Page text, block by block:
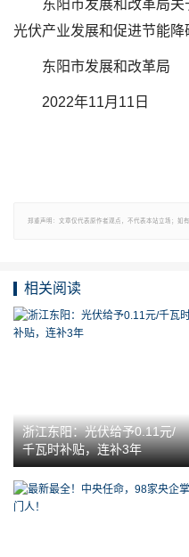
东阳市发展和改革局
光伏产业发展和促进节能
东阳市发展和改革局
2022年11月11日
郑重声明：文章仅代表原作者观点，不代表本站立场；如
相关阅读
浙江东阳：光伏给予0.11元/
千瓦时补贴，连补3年